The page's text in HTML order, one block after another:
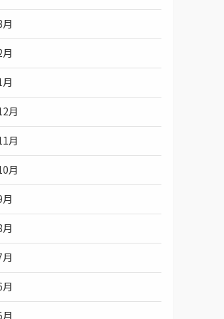
月
月
月